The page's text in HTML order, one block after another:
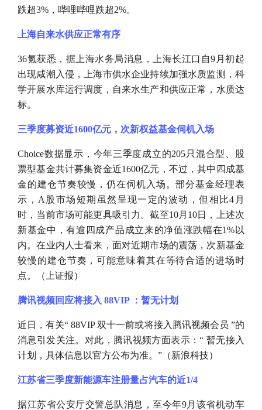
跌超3%，哔哩哔哩跌超2%。
上海自来水供应正常有序
36氪获悉，据上海水务局消息，上海长江口自9月初起
出现咸潮入侵，上海市供水企业持续加强水质监测，科
学开展水库运行调度，自来水生产和供应正常，水质达
标。
三季度募资近1600亿元，次新权益基金伺机入场
Choice数据显示，今年三季度成立的205只混合型、股
票型基金共计募集资金近1600亿元，不过，其中四成基
金的建仓节奏较慢，仍在伺机入场。部分基金经理表
示，A股市场短期虽然呈现一定的波动，但相比4月
时，当前市场可能更具吸引力。截至10月10日，上述次
新基金中，有逾四成产品成立来的净值涨跌幅在1%以
内。在业内人士看来，面对近期市场的震荡，次新基金
较慢的建仓节奏，可能意味着其在等待合适的进场时
点。（上证报）
腾讯视频回应将接入 88VIP ：暂无计划
近日，有关“ 88VIP 双十一前或将接入腾讯视频会员 ”的
消息引发关注。对此，腾讯视频方面表示：“ 暂无接入
计划，具体信息以官方公布为准。”（新浪科技）
江苏省三季度新能源车注册量占汽车的近1/4
据江苏省公安厅交警总队消息，至今年9月该省机动车